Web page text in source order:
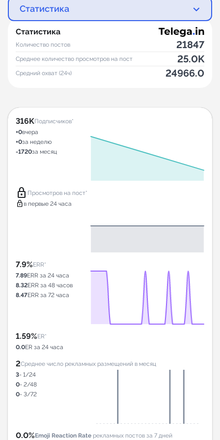
Статистика
Статистика
Количество постов 21847
Среднее количество просмотров на пост 25.0K
Средний охват (24ч) 24966.0
316KПодписчиков*
+0вчера
+0за неделю
-1720за месяц
lock Просмотров на пост*
lock в первые 24 часа
7.9%ERR*
7.89ERR за 24 часа
8.32ERR за 48 часов
8.47ERR за 72 часа
1.59%ER*
0.0ER за 24 часа
2Среднее число рекламных размещений в месяц
3- 1/24
0- 2/48
0- 3/72
0.0%Emoji Reaction Rate рекламных постов за 7 дней